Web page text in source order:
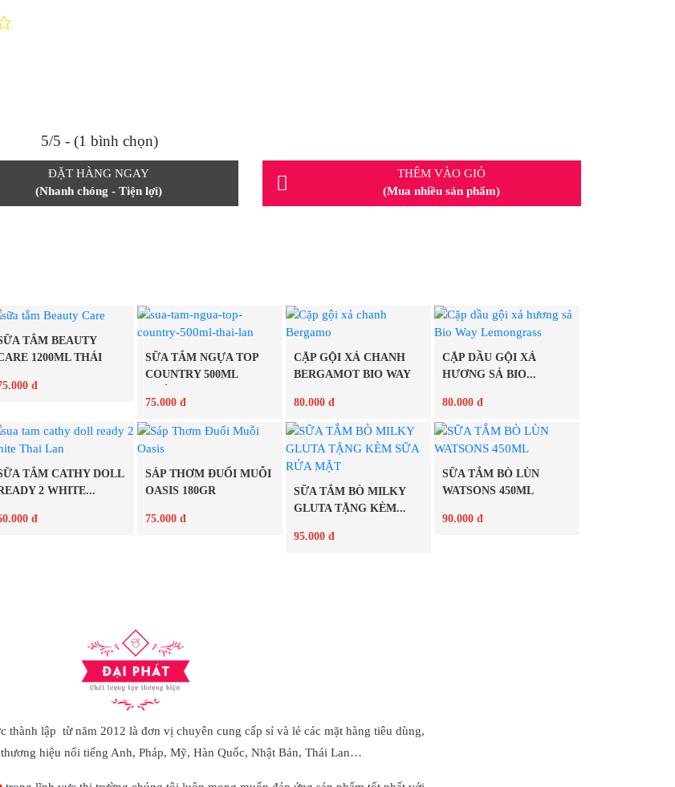
5/5 - (1 bình chọn)
ĐẶT HÀNG NGAY
(Nhanh chóng - Tiện lợi)
THÊM VÀO GIỎ
(Mua nhiều sản phẩm)
TẮM BEAUTY
1200ML THÁI
đ
Chi tiết
SỮA TẮM NGỰA TOP
COUNTRY 500ML
75.000 đ
Chi tiết
CẶP GỘI XẢ CHANH
BERGAMOT BIO WAY
80.000 đ
CẶP DẦU GỘI XẢ
HƯƠNG SẢ BIO...
80.000 đ
Chi tiết
TẮM CATHY DOLL
2 WHITE...
đ
SÁP THƠM ĐUỔI MUỖI
OASIS 180GR
75.000 đ
SỮA TẮM BÒ MILKY
GLUTA TẶNG KÈM...
95.000 đ
SỮA TẮM BÒ LÙN
WATSONS 450ML
90.000 đ
thành lập từ năm 2012 là đơn vị chuyên cung cấp sỉ và lẻ các mặt hàng tiêu dùng,
hiệu nổi tiếng Anh, Pháp, Mỹ, Hàn Quốc, Nhật Bản, Thái Lan…